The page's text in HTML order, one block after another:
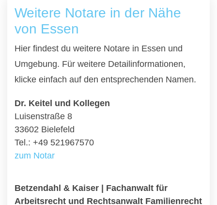
Weitere Notare in der Nähe
von Essen
Hier findest du weitere Notare in Essen und
Umgebung. Für weitere Detailinformationen,
klicke einfach auf den entsprechenden Namen.
Dr. Keitel und Kollegen
Luisenstraße 8
33602 Bielefeld
Tel.: +49 521967570
zum Notar
Betzendahl & Kaiser | Fachanwalt für
Arbeitsrecht und Rechtsanwalt Familienrecht